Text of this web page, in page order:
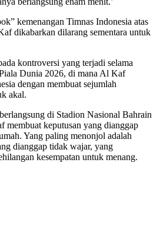
kemenangan Timnas Indonesia atas
dikabarkan dilarang sementara untuk
kontroversi yang terjadi selama
Dunia 2026, di mana Al Kaf
dengan membuat sejumlah
akal.
di Stadion Nasional Bahrain
membuat keputusan yang dianggap
Yang paling menonjol adalah
dianggap tidak wajar, yang
kesempatan untuk menang.